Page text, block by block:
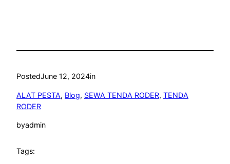
PostedJune 12, 2024in
ALAT PESTA, Blog, SEWA TENDA RODER, TENDA
RODER
byadmin
Tags: